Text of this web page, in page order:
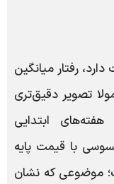
رفتار میانگین
تصویر دقیق‌تری
هفته‌های ابتدایی
با قیمت پایه
موضوعی که نشان